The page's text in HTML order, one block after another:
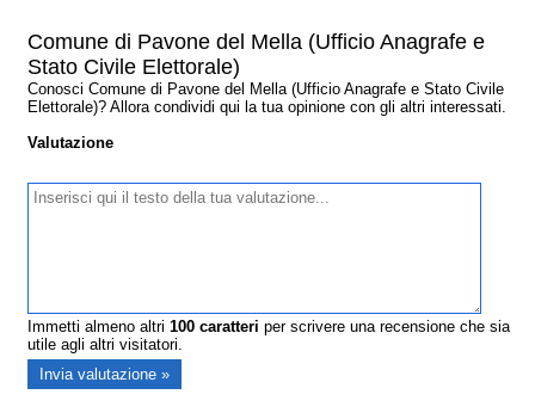
Comune di Pavone del Mella (Ufficio Anagrafe e
Stato Civile Elettorale)
Conosci Comune di Pavone del Mella (Ufficio Anagrafe e Stato Civile
Elettorale)? Allora condividi qui la tua opinione con gli altri interessati.
Valutazione
Immetti almeno altri100 caratteri per scrivere una recensione che sia
utile agli altri visitatori.